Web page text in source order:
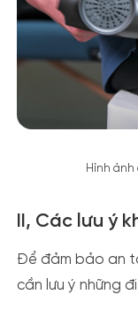
Hỉnh
II, Các lưu ý
Để đảm bảo an
cần lưu ý những